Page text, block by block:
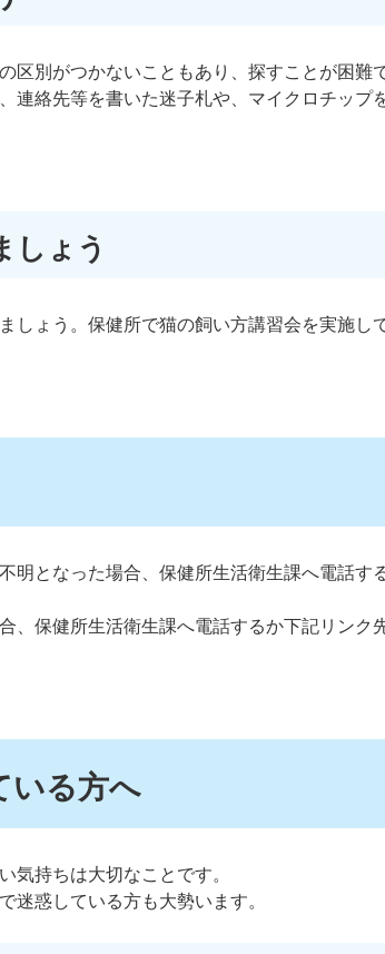
区別がつかないこともあり、探すことが困難で
連絡先等を書いた迷子札や、マイクロチップ
しょう
しょう。保健所で猫の飼い方講習会を実施し
明となった場合、保健所生活衛生課へ電話す
、保健所生活衛生課へ電話するか下記リンク
いる方へ
気持ちは大切なことです。
迷惑している方も大勢います。